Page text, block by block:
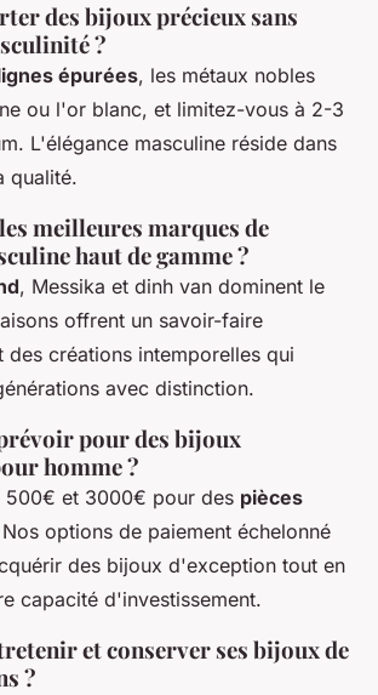
des bijoux précieux sans
?
épurées, les métaux nobles
ou l'or blanc, et limitez-vous à 2-3
L'élégance masculine réside dans
qualité.
meilleures marques de
haut de gamme ?
, Messika et dinh van dominent le
offrent un savoir-faire
des créations intemporelles qui
avec distinction.
pour des bijoux
homme ?
500€ et 3000€ pour des pièces
options de paiement échelonné
des bijoux d'exception tout en
capacité d'investissement.
et conserver ses bijoux de
?